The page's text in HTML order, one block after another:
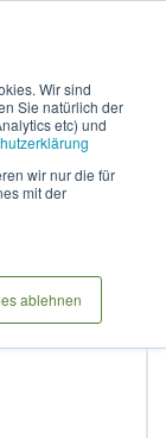
Wir sind
Sie natürlich der
etc) und
wir nur die für
mit der
ablehnen
NV